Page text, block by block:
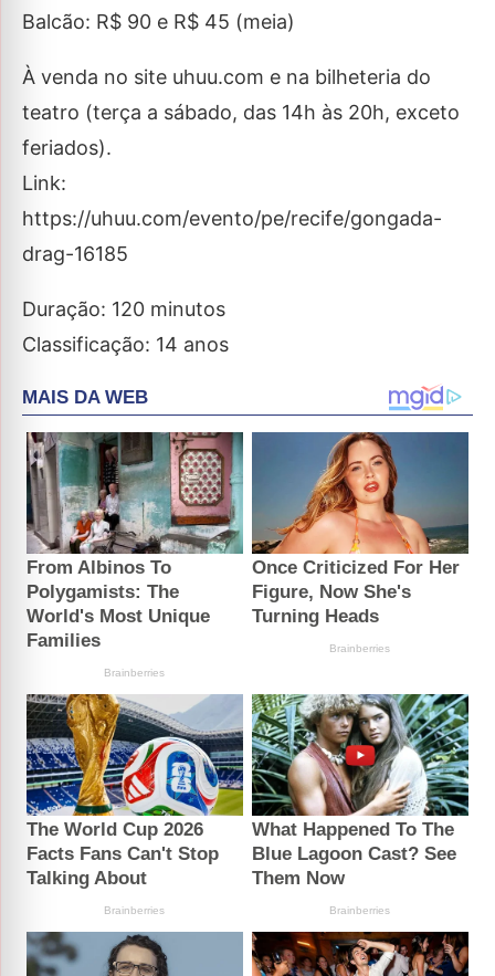
Balcão: R$ 90 e R$ 45 (meia)
À venda no site uhuu.com e na bilheteria do
teatro (terça a sábado, das 14h às 20h, exceto
feriados).
Link:
https://uhuu.com/evento/pe/recife/gongada-
drag-16185
Duração: 120 minutos
Classificação: 14 anos